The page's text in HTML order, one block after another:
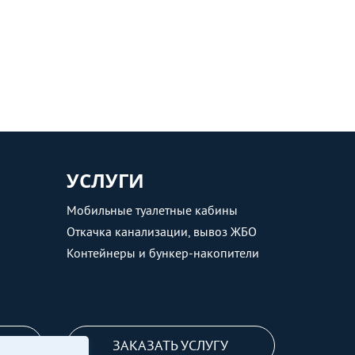
ЗАКАЗАТЬ УСЛУГУ
УСЛУГИ
Мобильные туалетные кабины
Откачка канализации, вывоз ЖБО
Контейнеры и бункер-накопители